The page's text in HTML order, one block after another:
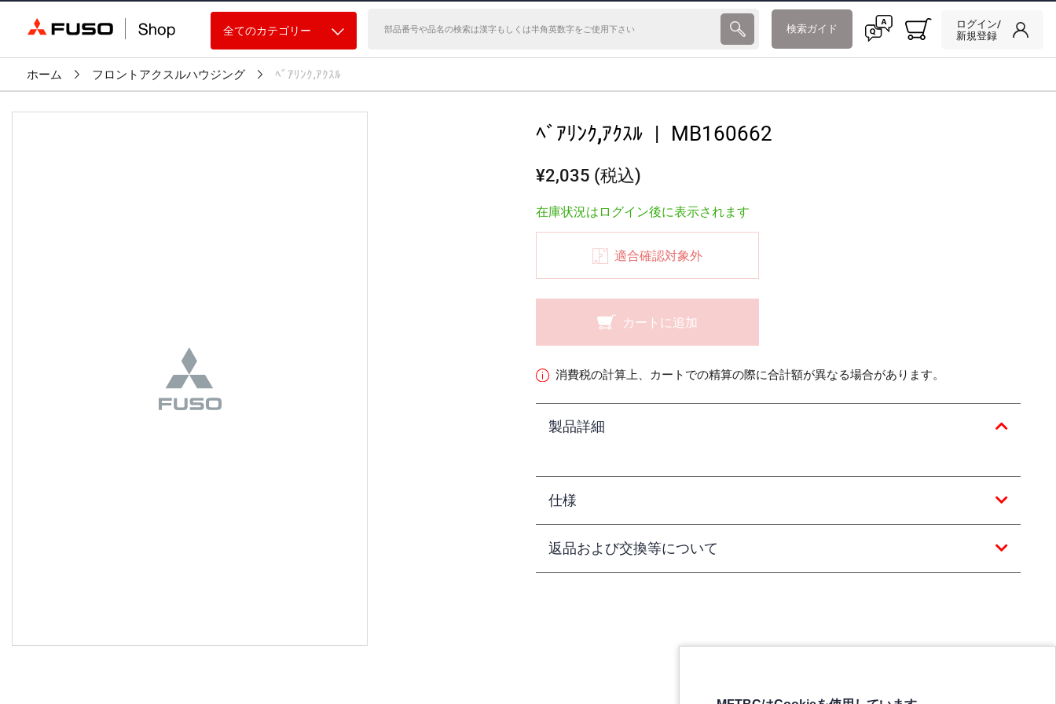
全てのカテゴリー 検索ガイド
ログイン/
新規登録
ホーム フロントアクスルハウジング ﾍﾞｱﾘﾝｸ,ｱｸｽﾙ
ﾍﾞｱﾘﾝｸ,ｱｸｽﾙ | MB160662
¥2,035 (税込)
在庫状況はログイン後に表示されます
適合確認対象外
カートに追加
消費税の計算上、カートでの精算の際に合計額が異なる場合があります。
製品詳細
仕様
返品および交換等について